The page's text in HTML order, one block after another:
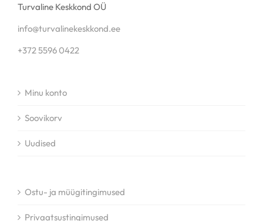
Turvaline Keskkond OÜ
info@turvalinekeskkond.ee
+372 5596 0422
Minu konto
Soovikorv
Uudised
Ostu- ja müügitingimused
Privaatsustingimused